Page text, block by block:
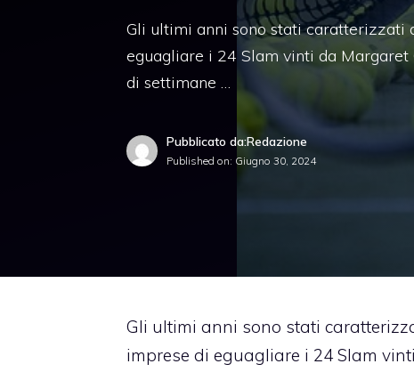
Gli ultimi anni sono stati caratterizzati
eguagliare i 24 Slam vinti da
di settimane …
Pubblicato da:Redazione
Published on: Giugno 30, 2024
Gli ultimi anni sono stati
imprese di eguagliare i 24 Slam